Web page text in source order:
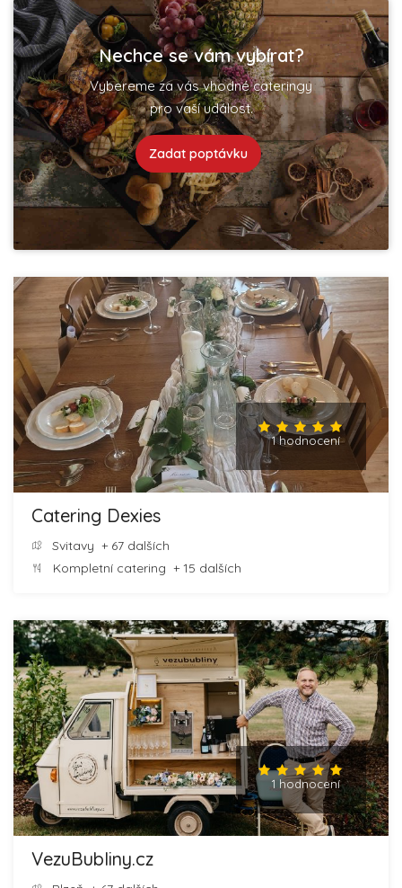
Nechce se vám vybírat?
Vybereme za vás vhodné cateringy
pro vaší událost.
Zadat poptávku
1 hodnocení
Catering Dexies
Svitavy + 67 dalších
Kompletní catering + 15 dalších
1 hodnocení
VezuBubliny.cz